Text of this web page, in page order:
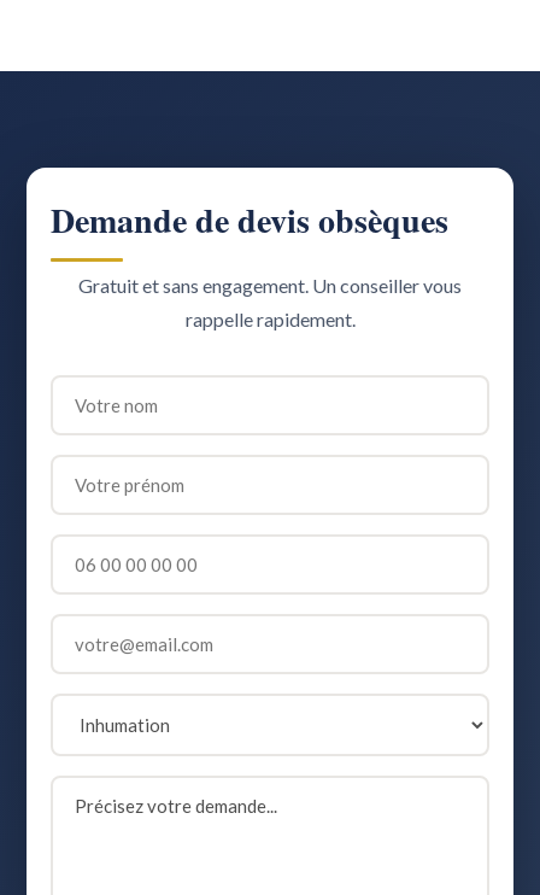
Demande de devis obsèques
Gratuit et sans engagement. Un conseiller vous
rappelle rapidement.